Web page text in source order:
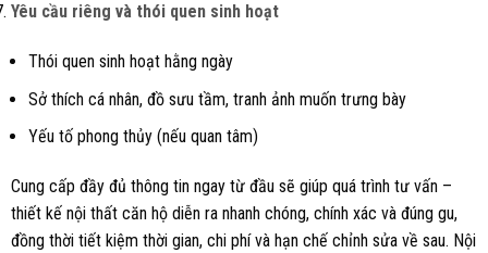
Yêu cầu riêng và thói quen sinh hoạt
Thói quen sinh hoạt hằng ngày
Sở thích cá nhân, đồ sưu tầm, tranh ảnh muốn trưng bày
Yếu tố phong thủy (nếu quan tâm)
Cung cấp đầy đủ thông tin ngay từ đầu sẽ giúp quá trình tư vấn –
thiết kế nội thất căn hộ diễn ra nhanh chóng, chính xác và đúng gu,
đồng thời tiết kiệm thời gian, chi phí và hạn chế chỉnh sửa về sau. Nội